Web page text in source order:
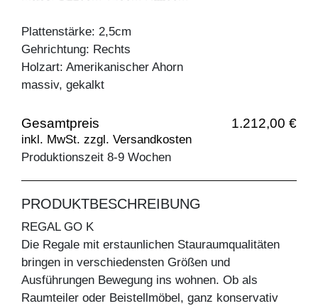
Plattenstärke: 2,5cm
Gehrichtung: Rechts
Holzart: Amerikanischer Ahorn
massiv, gekalkt
Gesamtpreis 1.212,00 €
inkl. MwSt. zzgl. Versandkosten
Produktionszeit 8-9 Wochen
PRODUKTBESCHREIBUNG
REGAL GO K
Die Regale mit erstaunlichen Stauraumqualitäten
bringen in verschiedensten Größen und
Ausführungen Bewegung ins wohnen. Ob als
Raumteiler oder Beistellmöbel, ganz konservativ